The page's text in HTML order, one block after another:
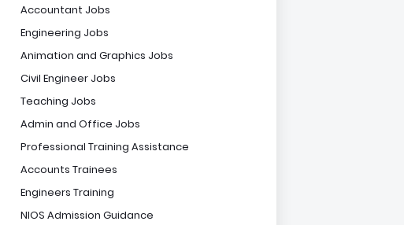
Accountant Jobs
Engineering Jobs
Animation and Graphics Jobs
Civil Engineer Jobs
Teaching Jobs
Admin and Office Jobs
Professional Training Assistance
Accounts Trainees
Engineers Training
NIOS Admission Guidance